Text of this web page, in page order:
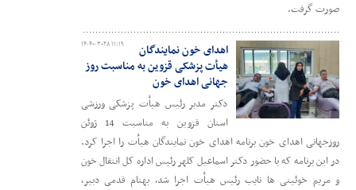
صورت گرفت.
۱۴۰۴-۰۳-۲۸ ۱۱:۱۹
اهدای خون نمایندگان
هیأت پزشکی قزوین به مناسبت روز
جهانی اهدای خون
دکتر مدبر رئیس هیأت پزشکی ورزشی
استان قزوین به مناسبت 14 ژوئن
روزجهانی اهدای خون برنامه اهدای خون نمایندگان هیأت را اجرا کرد.
در این برنامه که با حضور دکتر اسماعیل کلهر رئیس اداره کل انتقال خون
و مریم خوئینی ها نایب رئیس هیأت اجرا شد، بهنام قدمی دبیر،